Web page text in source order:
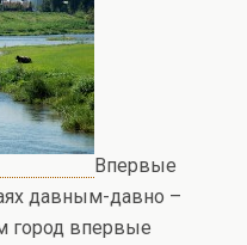
Впервые
давным-давно –
город впервые